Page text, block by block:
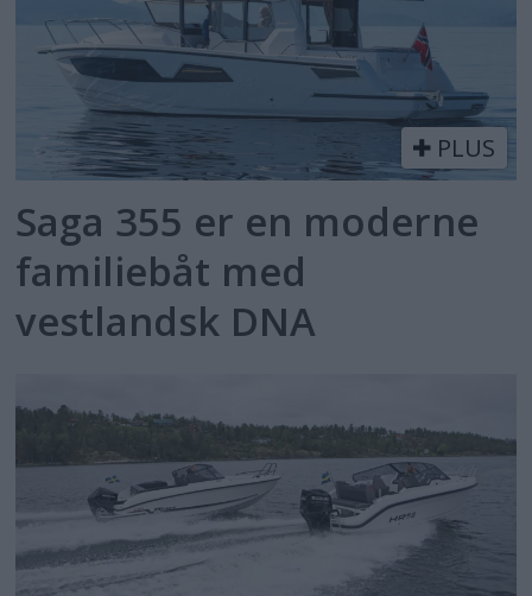
PLUS
Saga 355 er en moderne
familiebåt med
vestlandsk DNA